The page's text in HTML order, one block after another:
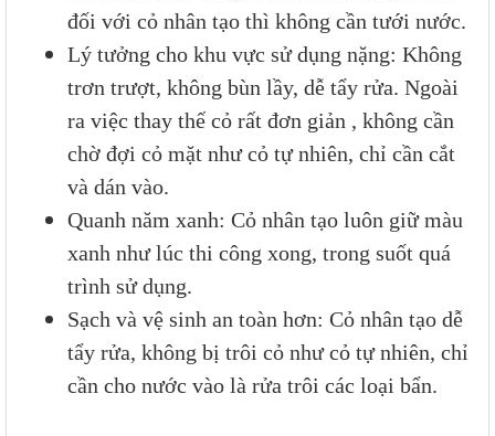
đối với cỏ nhân tạo thì không cần tưới nước.
Lý tưởng cho khu vực sử dụng nặng: Không
trơn trượt, không bùn lầy, dễ tẩy rửa. Ngoài
ra việc thay thế cỏ rất đơn giản , không cần
chờ đợi cỏ mặt như cỏ tự nhiên, chỉ cần cắt
và dán vào.
Quanh năm xanh: Cỏ nhân tạo luôn giữ màu
xanh như lúc thi công xong, trong suốt quá
trình sử dụng.
Sạch và vệ sinh an toàn hơn: Cỏ nhân tạo dễ
tẩy rửa, không bị trôi cỏ như cỏ tự nhiên, chỉ
cần cho nước vào là rửa trôi các loại bẩn.